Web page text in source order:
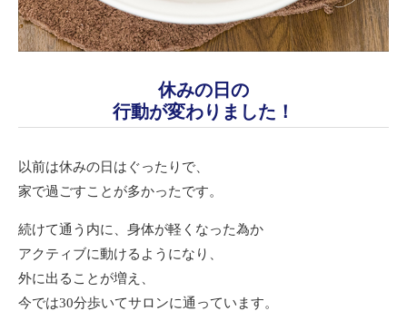
休みの日の
行動が変わりました！
以前は休みの日はぐったりで、
家で過ごすことが多かったです。
続けて通う内に、身体が軽くなった為か
アクティブに動けるようになり、
外に出ることが増え、
今では30分歩いてサロンに通っています。